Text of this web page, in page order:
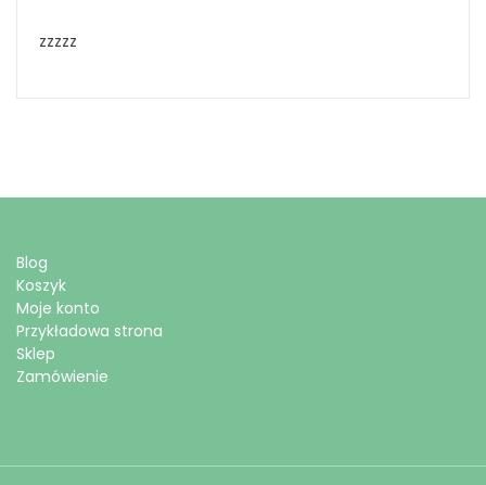
zzzzz
Blog
Koszyk
Moje konto
Przykładowa strona
Sklep
Zamówienie